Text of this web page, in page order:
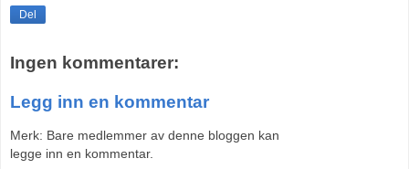
Del
Ingen kommentarer:
Legg inn en kommentar
Merk: Bare medlemmer av denne bloggen kan
legge inn en kommentar.